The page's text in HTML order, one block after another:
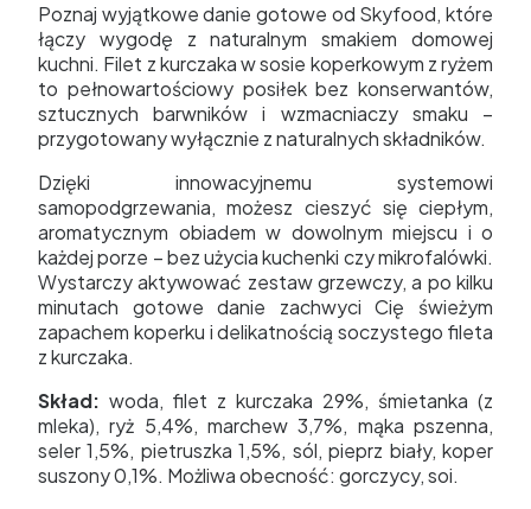
Poznaj wyjątkowe danie gotowe od Skyfood, które
łączy wygodę z naturalnym smakiem domowej
kuchni. Filet z kurczaka w sosie koperkowym z ryżem
to pełnowartościowy posiłek bez konserwantów,
sztucznych barwników i wzmacniaczy smaku –
przygotowany wyłącznie z naturalnych składników.
Dzięki innowacyjnemu systemowi
samopodgrzewania, możesz cieszyć się ciepłym,
aromatycznym obiadem w dowolnym miejscu i o
każdej porze – bez użycia kuchenki czy mikrofalówki.
Wystarczy aktywować zestaw grzewczy, a po kilku
minutach gotowe danie zachwyci Cię świeżym
zapachem koperku i delikatnością soczystego fileta
z kurczaka.
Skład: woda, filet z kurczaka 29%, śmietanka (z
mleka), ryż 5,4%, marchew 3,7%, mąka pszenna,
seler 1,5%, pietruszka 1,5%, sól, pieprz biały, koper
suszony 0,1%. Możliwa obecność: gorczycy, soi.